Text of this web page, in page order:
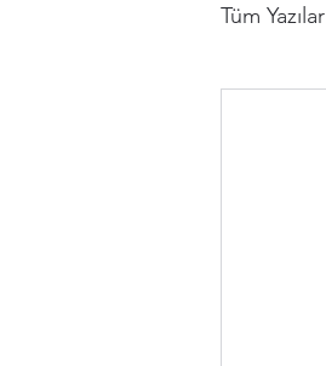
Tüm Yazılar